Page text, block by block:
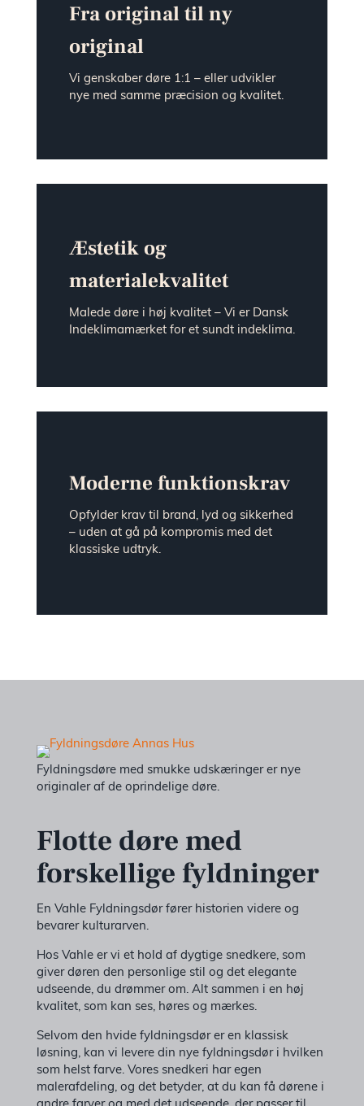
Fra original til ny
original
Vi genskaber døre 1:1 – eller udvikler
nye med samme præcision og kvalitet.
Æstetik og
materialekvalitet
Malede døre i høj kvalitet – Vi er Dansk
Indeklimamærket for et sundt indeklima.
Moderne funktionskrav
Opfylder krav til brand, lyd og sikkerhed
– uden at gå på kompromis med det
klassiske udtryk.
Fyldningsdøre med smukke udskæringer er nye
originaler af de oprindelige døre.
Flotte døre med
forskellige fyldninger
En Vahle Fyldningsdør fører historien videre og
bevarer kulturarven.
Hos Vahle er vi et hold af dygtige snedkere, som
giver døren den personlige stil og det elegante
udseende, du drømmer om. Alt sammen i en høj
kvalitet, som kan ses, høres og mærkes.
Selvom den hvide fyldningsdør er en klassisk
løsning, kan vi levere din nye fyldningsdør i hvilken
som helst farve. Vores snedkeri har egen
malerafdeling, og det betyder, at du kan få dørene i